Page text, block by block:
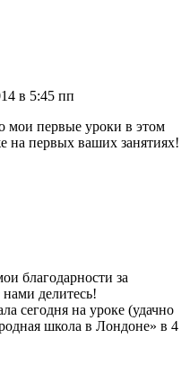
в 5:45 пп
мои первые уроки в этом
на первых ваших занятиях!
благодарности за
делитесь!
сегодня на уроке (удачно
школа в Лондоне» в 4